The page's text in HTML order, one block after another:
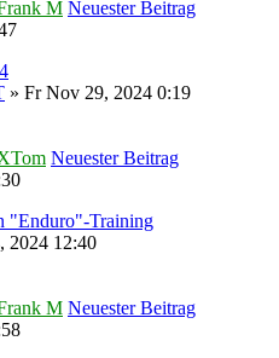
M Neuester Beitrag
» Fr Nov 29, 2024 0:19
Neuester Beitrag
"Enduro"-Training
2024 12:40
M Neuester Beitrag